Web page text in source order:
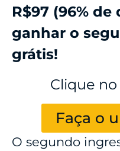
R$97 (96%
ganhar o
grátis!
Clique
Faça o
O segundo